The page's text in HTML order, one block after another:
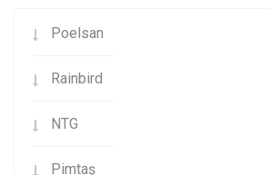
Poelsan
Rainbird
NTG
Pimtaş